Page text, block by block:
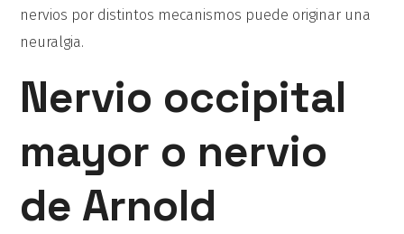
nervios por distintos mecanismos puede originar una
neuralgia.
Nervio occipital
mayor o nervio
de Arnold